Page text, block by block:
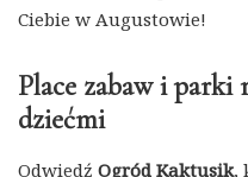
Ciebie w Augustowie!
Place zabaw i
dziećmi
Odwiedź Ogród Kaktusik,